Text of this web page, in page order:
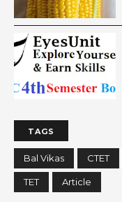
TAGS
Bal Vikas CTET
TET Article